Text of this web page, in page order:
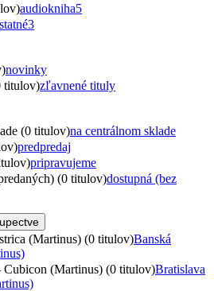
audiokniha5
3
novinky
titulov)zľavnené tituly
(0 titulov)na centrálnom sklade
predpredaj
pripravujeme
(0 titulov)dostupná (bez
(Martinus) (0 titulov)Banská
Cubicon (Martinus) (0 titulov)Bratislava